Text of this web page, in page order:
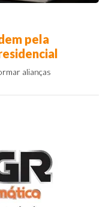
pela
alianças